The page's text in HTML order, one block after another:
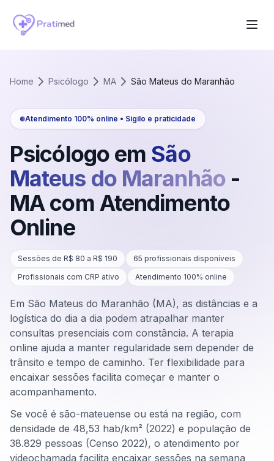
Home Psicólogo MA São Mateus do Maranhão
Atendimento 100% online • Sigilo e praticidade
Psicólogo em São
Mateus do Maranhão -
MAcom Atendimento
Online
Sessões de R$ 80 a R$ 190 65 profissionais disponíveis
Profissionais com CRP ativo
Atendimento 100% online
Em São Mateus do Maranhão (MA), as distâncias e a
logística do dia a dia podem atrapalhar manter
consultas presenciais com constância. A terapia
online ajuda a manter regularidade sem depender de
trânsito e tempo de caminho. Ter flexibilidade para
encaixar sessões facilita começar e manter o
acompanhamento.
Se você é são-mateuense ou está na região, com
densidade de 48,53 hab/km² (2022) e população de
38.829 pessoas (Censo 2022), o atendimento por
videochamada facilita encaixar sessões na semana